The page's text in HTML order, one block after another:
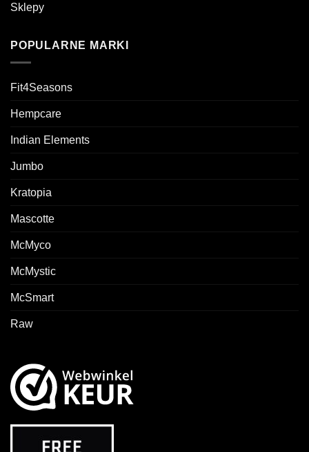
Sklepy
POPULARNE MARKI
Fit4Seasons
Hempcare
Indian Elements
Jumbo
Kratopia
Mascotte
McMyco
McMystic
McSmart
Raw